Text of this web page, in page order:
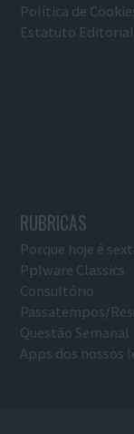
Política de
Estatuto Editorial
RUBRICAS
Porque hoje é
Pplware
Consultório
Passatempos/
Questão Semanal
Apps dos nossos